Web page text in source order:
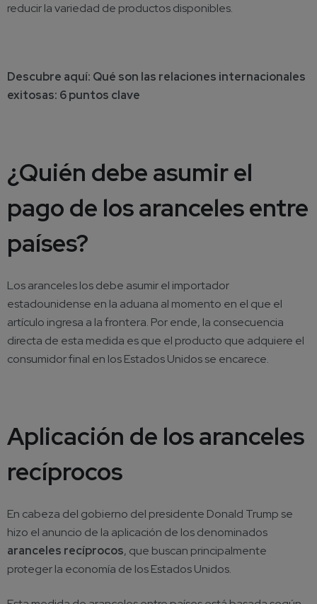
reducir la variedad de productos disponibles.
Descubre aquí: Qué son las relaciones internacionales
exitosas: 6 puntos clave
¿Quién debe asumir el
pago de los aranceles entre
países?
Los aranceles los debe asumir el importador
estadounidense en la aduana al momento en el que el
artículo ingresa a la frontera. Por ende, la consecuencia
directa de esta medida es que el producto que adquiere el
consumidor final en los Estados Unidos se encarece.
Aplicación de los aranceles
recíprocos
En cabeza del gobierno del presidente Donald Trump se
hizo el anuncio de la aplicación de los denominados
aranceles recíprocos, que buscan principalmente
proteger la economía de los Estados Unidos.